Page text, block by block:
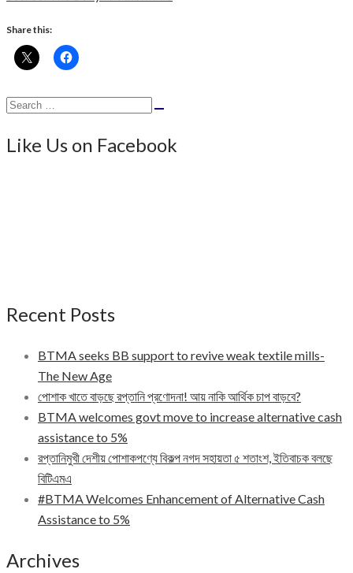
Share this:
Search
Like Us on Facebook
Recent Posts
BTMA seeks BB support to revive weak textile mills-
The New Age
পোশাক খাতে বাড়ছে রপ্তানি প্রণোদনা! আয় নাকি আর্থিক চাপ বাড়বে?
BTMA welcomes govt move to increase alternative cash
assistance to 5%
রপ্তানিমুখী দেশীয় পোশাকপণ্যে বিকল্প নগদ সহায়তা ৫ শতাংশ, ইতিবাচক বলছে
বিটিএমএ
#BTMA Welcomes Enhancement of Alternative Cash
Assistance to 5%
Archives